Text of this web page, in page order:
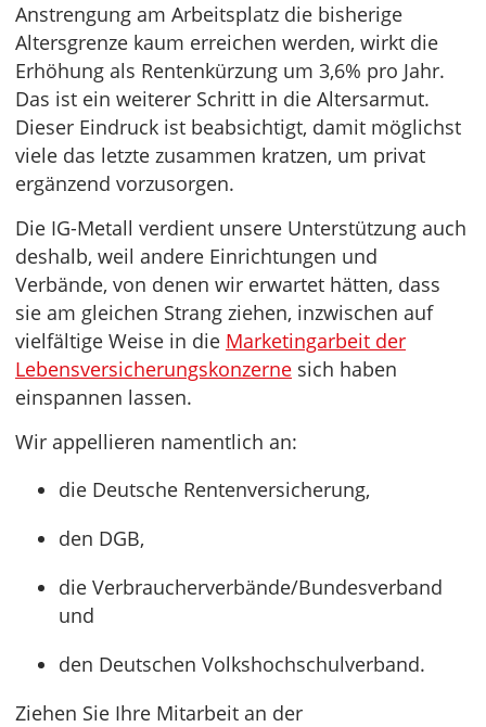
Anstrengung am Arbeitsplatz die bisherige
Altersgrenze kaum erreichen werden, wirkt die
Erhöhung als Rentenkürzung um 3,6% pro Jahr.
Das ist ein weiterer Schritt in die Altersarmut.
Dieser Eindruck ist beabsichtigt, damit möglichst
viele das letzte zusammen kratzen, um privat
ergänzend vorzusorgen.
Die IG-Metall verdient unsere Unterstützung auch
deshalb, weil andere Einrichtungen und
Verbände, von denen wir erwartet hätten, dass
sie am gleichen Strang ziehen, inzwischen auf
vielfältige Weise in die Marketingarbeit der
Lebensversicherungskonzerne sich haben
einspannen lassen.
Wir appellieren namentlich an:
die Deutsche Rentenversicherung,
den DGB,
die Verbraucherverbände/Bundesverband
und
den Deutschen Volkshochschulverband.
Ziehen Sie Ihre Mitarbeit an der